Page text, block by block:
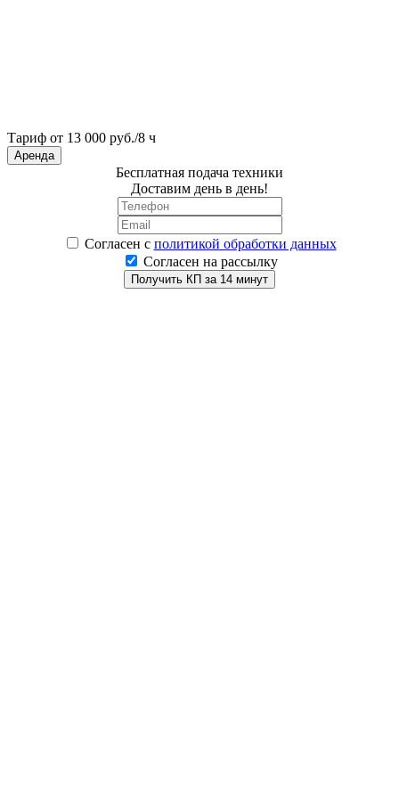
Тариф от 13 000 руб./8 ч
Аренда
Бесплатная подача техники
Доставим день в день!
Согласен с политикой обработки данных
Согласен на рассылку
Получить КП за 14 минут